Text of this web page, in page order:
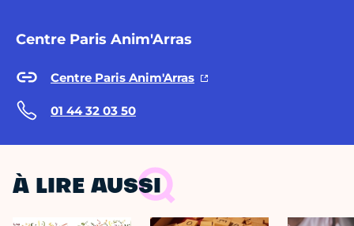
Centre Paris Anim'Arras
Centre Paris Anim'Arras
01 44 32 03 50
À LIRE AUSSI